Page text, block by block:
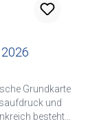
Grundkarte
und
besteht